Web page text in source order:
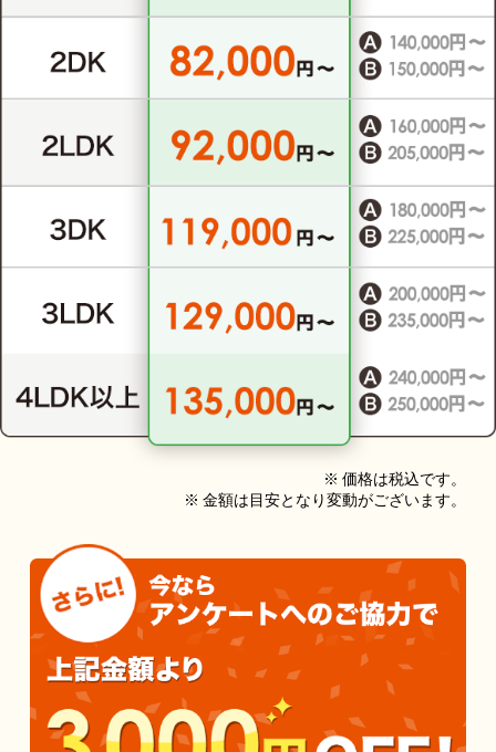
※ 価格は税込です。
※ 金額は目安となり変動がございます。